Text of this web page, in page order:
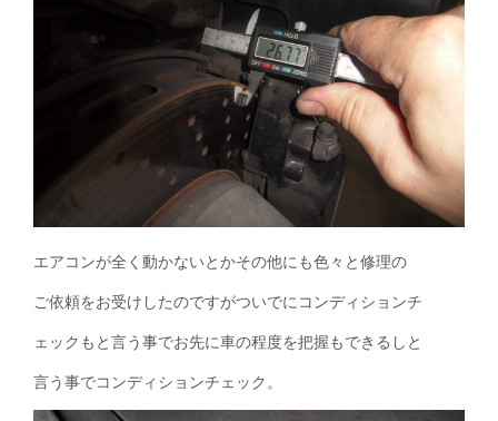
エアコンが全く動かないとかその他にも色々と修理の
ご依頼をお受けしたのですがついでにコンディションチ
ェックもと言う事でお先に車の程度を把握もできるしと
言う事でコンディションチェック。